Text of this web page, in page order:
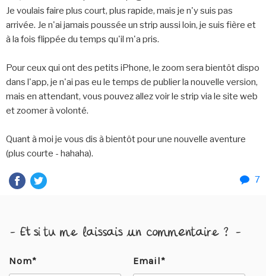
Je voulais faire plus court, plus rapide, mais je n'y suis pas
arrivée. Je n'ai jamais poussée un strip aussi loin, je suis fière et
à la fois flippée du temps qu'il m'a pris.
Pour ceux qui ont des petits iPhone, le zoom sera bientôt dispo
dans l'app, je n'ai pas eu le temps de publier la nouvelle version,
mais en attendant, vous pouvez allez voir le strip via le site web
et zoomer à volonté.
Quant à moi je vous dis à bientôt pour une nouvelle aventure
(plus courte - hahaha).
7
- Et si tu me laissais un commentaire ? -
Nom* Email*